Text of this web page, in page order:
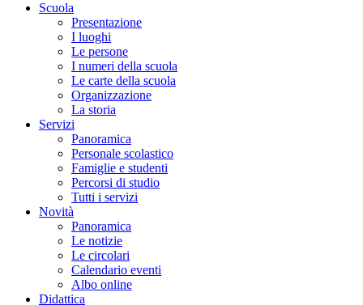
Scuola
Presentazione
I luoghi
Le persone
I numeri della scuola
Le carte della scuola
Organizzazione
La storia
Servizi
Panoramica
Personale scolastico
Famiglie e studenti
Percorsi di studio
Tutti i servizi
Novità
Panoramica
Le notizie
Le circolari
Calendario eventi
Albo online
Didattica